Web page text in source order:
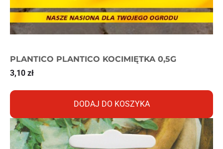
PLANTICO PLANTICO KOCIMIĘTKA 0,5G
3,10 zł
DODAJ DO KOSZYKA